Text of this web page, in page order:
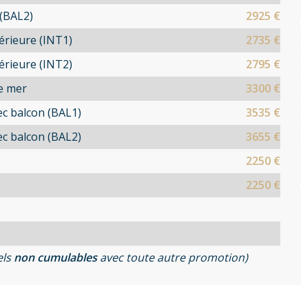
2925 €
(INT1)
2735 €
(INT2)
2795 €
mer
3300 €
balcon (BAL1)
3535 €
balcon (BAL2)
3655 €
2250 €
2250 €
non cumulablesavec toute autre promotion)